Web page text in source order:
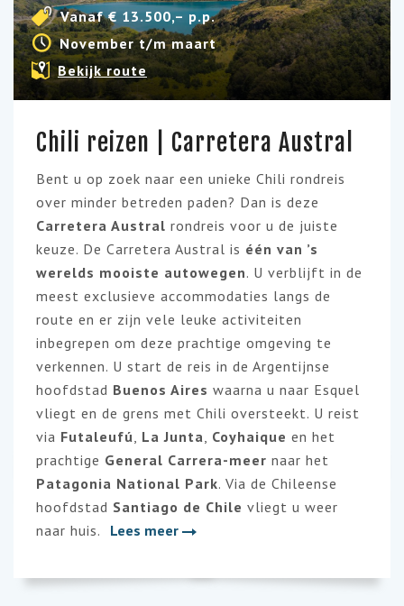
Vanaf € 13.500,– p.p.
November t/m maart
Bekijk route
Chili reizen | Carretera Austral
Bent u op zoek naar een unieke Chili rondreis
over minder betreden paden? Dan is deze
Carretera Austral rondreis voor u de juiste
keuze. De Carretera Austral is één van ’s
werelds mooiste autowegen. U verblijft in de
meest exclusieve accommodaties langs de
route en er zijn vele leuke activiteiten
inbegrepen om deze prachtige omgeving te
verkennen. U start de reis in de Argentijnse
hoofdstad Buenos Aires waarna u naar Esquel
vliegt en de grens met Chili oversteekt. U reist
via Futaleufú, La Junta, Coyhaique en het
prachtige General Carrera-meer naar het
Patagonia National Park. Via de Chileense
hoofdstad Santiago de Chile vliegt u weer
naar huis.
Lees meer